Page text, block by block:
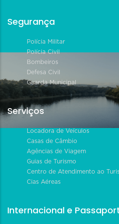
Segurança
Polícia Militar
Polícia Civil
Bombeiros
Defesa Civil
Guarda Municipal
Serviços
Locadora de Veículos
Casas de Câmbio
Agências de Viagem
Guias de Turismo
Centro de Atendimento ao
Cias Aéreas
Internacional e